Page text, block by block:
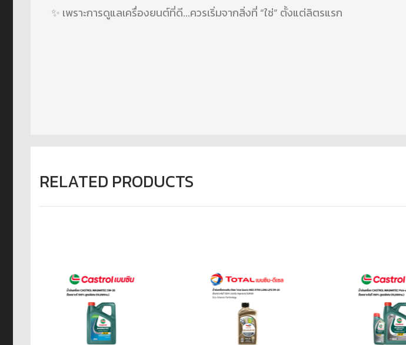
✨ เพราะการดูแลเครื่องยนต์ที่ดี...ควรเริ่มจากสิ่งที่ “ใช่” ตั้งแต่ลิตรแรก
RELATED PRODUCTS